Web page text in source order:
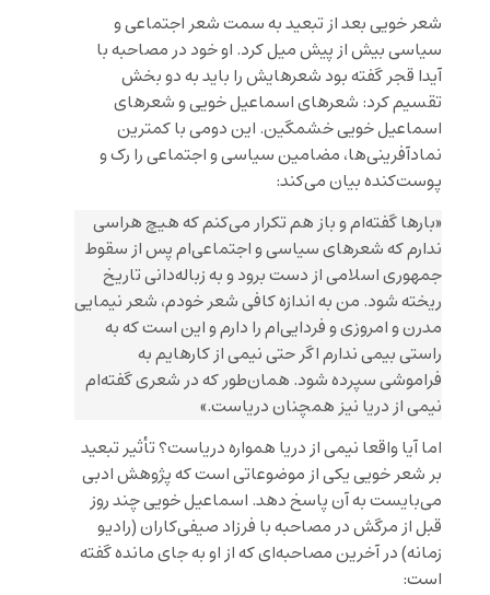
شعر خویی بعد از تبعید به سمت شعر اجتماعی و
سیاسی بیش از پیش میل کرد. او خود در مصاحبه با
آیدا قجر گفته بود شعرهایش را باید به دو بخش
تقسیم کرد: شعرهای اسماعیل خویی و شعرهای
اسماعیل خویی خشمگین. این دومی با کمترین
نمادآفرینی‌ها، مضامین سیاسی و اجتماعی را رک و
پوست‌کنده بیان می‌کند:
«بارها گفته‌ام و باز هم تکرار می‌کنم که هیچ هراسی
ندارم که شعرهای سیاسی و اجتماعی‌ام پس از سقوط
جمهوری اسلامی از دست برود و به زباله‌دانی تاریخ
ریخته شود. من به اندازه کافی شعر خودم، شعر نیمایی
مدرن و امروزی و فردایی‌ام را دارم و این است که به
راستی بیمی ندارم اگر حتی نیمی از کارهایم به
فراموشی سپرده شود. همان‌طور که در شعری گفته‌ام
نیمی از دریا نیز همچنان دریاست.»
اما آیا واقعا نیمی از دریا همواره دریاست؟ تأثیر تبعید
بر شعر خویی یکی از موضوعاتی است که پژوهش ادبی
می‌بایست به آن پاسخ دهد. اسماعیل خویی چند روز
قبل از مرگش در مصاحبه با فرزاد صیفی‌کاران (رادیو
زمانه) در آخرین مصاحبه‌ای که از او به جای مانده گفته
است: